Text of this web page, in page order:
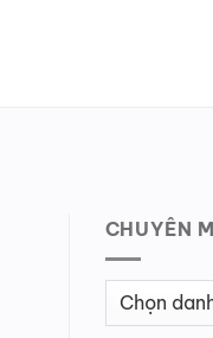
CHUYÊN
Chuyên